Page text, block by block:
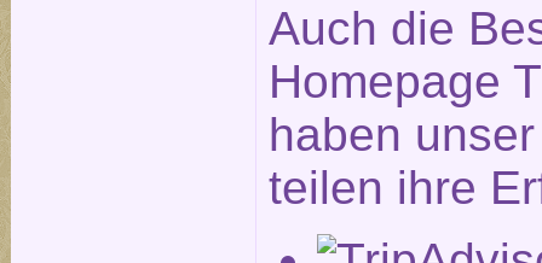
Auch die
Homepage
haben
teilen ihre